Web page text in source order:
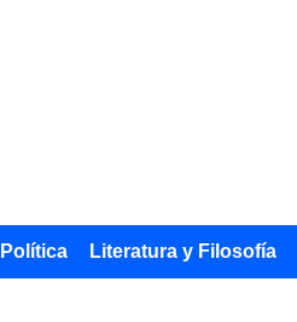
Literatura y Filosofía